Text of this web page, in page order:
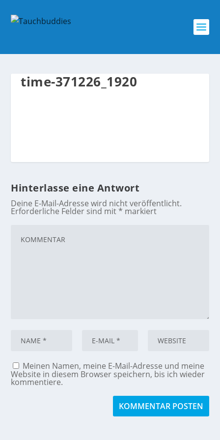
time-371226_1920
Hinterlasse eine Antwort
Deine E-Mail-Adresse wird nicht veröffentlicht.
Erforderliche Felder sind mit* markiert
Meinen Namen, meine E-Mail-Adresse und meine
Website in diesem Browser speichern, bis ich wieder
kommentiere.